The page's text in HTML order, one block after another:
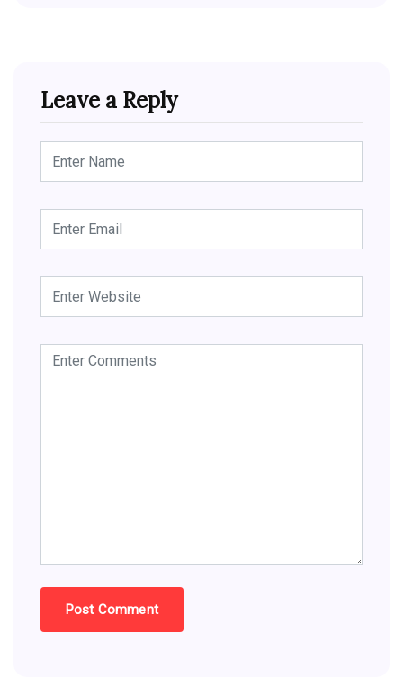
Leave a Reply